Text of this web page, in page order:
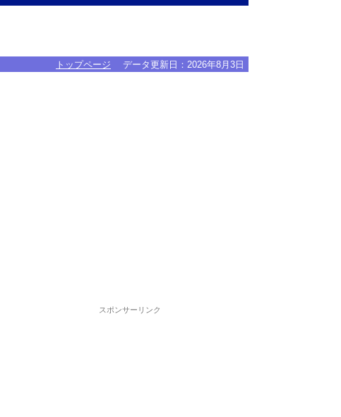
トップページ データ更新日： 2026年8月3日
スポンサーリンク